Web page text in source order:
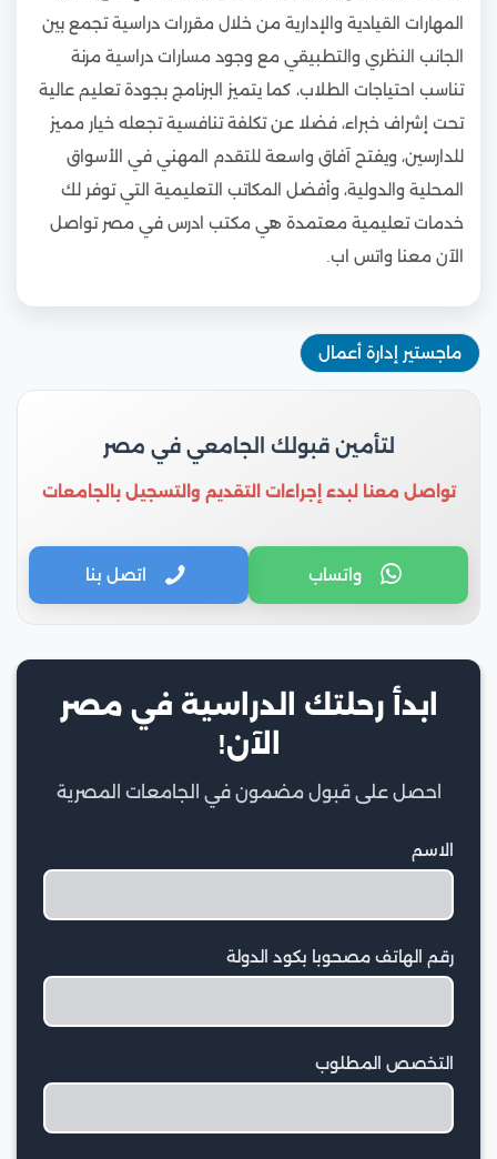
المهارات القيادية والإدارية من خلال مقررات دراسية تجمع بين
الجانب النظري والتطبيقي مع وجود مسارات دراسية مرنة
تناسب احتياجات الطلاب، كما يتميز البرنامج بجودة تعليم عالية
تحت إشراف خبراء، فضلا عن تكلفة تنافسية تجعله خيار مميز
للدارسين، ويفتح آفاق واسعة للتقدم المهني في الأسواق
المحلية والدولية، وأفضل المكاتب التعليمية التي توفر لك
خدمات تعليمية معتمدة هي مكتب ادرس في مصر تواصل
الآن معنا واتس اب.
ماجستير إدارة أعمال
لتأمين قبولك الجامعي في مصر
تواصل معنا لبدء إجراءات التقديم والتسجيل بالجامعات
واتساب اتصل بنا
ابدأ رحلتك الدراسية في مصر
الآن!
احصل على قبول مضمون في الجامعات المصرية
الاسم
رقم الهاتف مصحوبا بكود الدولة
التخصص المطلوب